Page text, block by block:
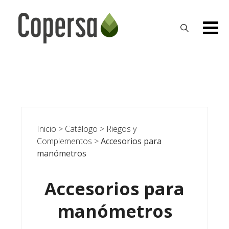
content
Inicio > Catálogo > Riegos y
Complementos >Accesorios para
manómetros
Accesorios para
manómetros